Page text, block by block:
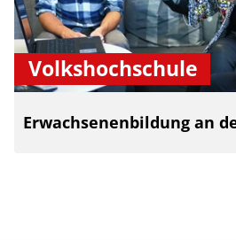
Volkshochschule
Erwachsenenbildung an